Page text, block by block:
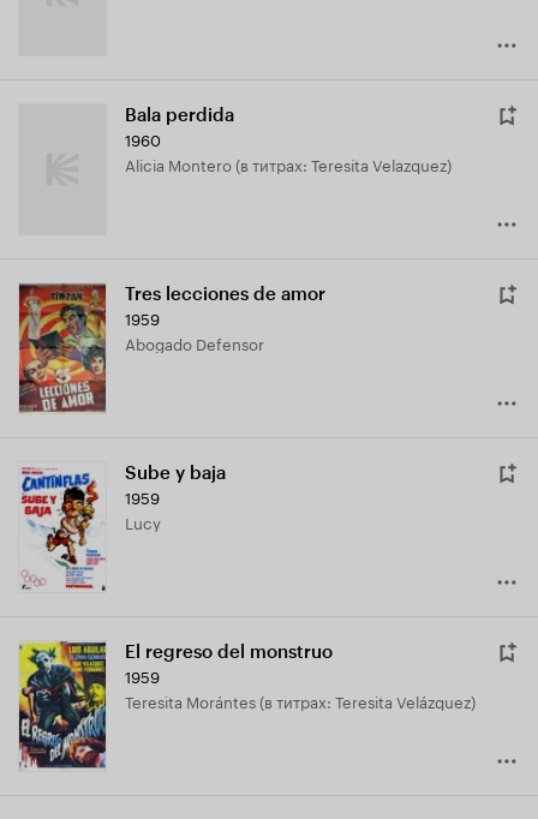
Bala perdida
1960
Alicia Montero (в титрах: Teresita Velazquez)
Tres lecciones de amor
1959
Abogado Defensor
Sube y baja
1959
Lucy
El regreso del monstruo
1959
Teresita Morántes (в титрах: Teresita Velázquez)